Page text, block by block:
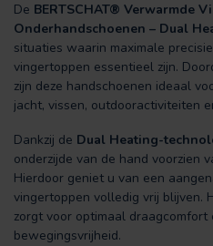
De BERTSCHAT® Verwarmde
Onderhandschoenen – Dual
situaties waarin maximale
vingertoppen essentieel zijn.
zijn deze handschoenen ideaal
jacht, vissen, outdooractiviteiten
Dankzij de Dual Heating-
onderzijde van de hand voorzien
Hierdoor geniet u van een
vingertoppen volledig vrij blijven.
zorgt voor optimaal draagcomfort
bewegingsvrijheid.